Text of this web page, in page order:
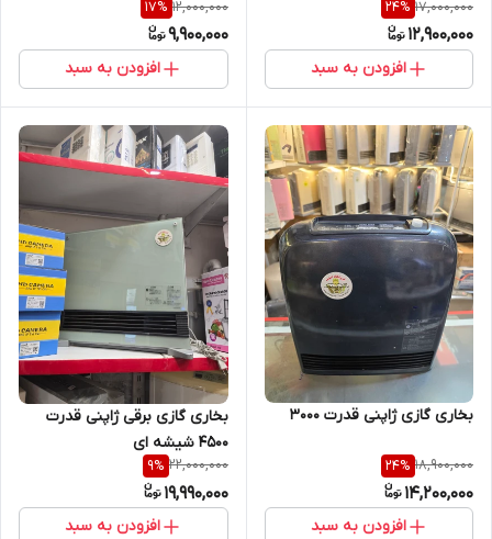
17,000,000
24%
12,900,000
افزودن به سبد
12,000,000
17%
9,900,000
افزودن به سبد
بخاری گازی ژاپنی قدرت ۳۰۰۰
18,900,000
24%
14,200,000
افزودن به سبد
بخاری گازی برقی ژاپنی قدرت
۴۵۰۰ شیشه ای
22,000,000
9%
19,990,000
افزودن به سبد